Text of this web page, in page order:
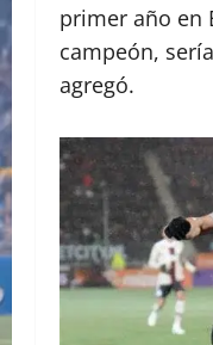
primer año en
campeón,
agregó.